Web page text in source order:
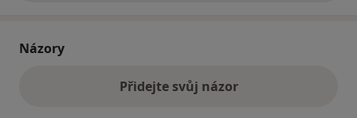
Názory
Přidejte svůj názor